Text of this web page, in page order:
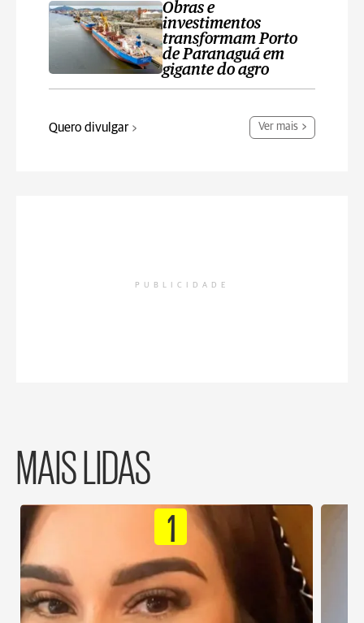
Obras e
investimentos
transformam Porto
de Paranaguá em
gigante do agro
Quero divulgar Ver mais
PUBLICIDADE
MAIS LIDAS
1